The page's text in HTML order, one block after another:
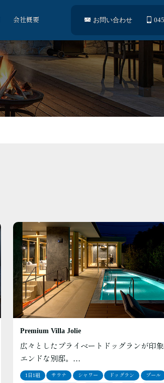
会社概要 お問い合わせ
Premium Villa Jolie
広々としたプライベートドッグランが印象
エンドな別邸。…
1日1組 サウナ シャワー ドッグラン プール